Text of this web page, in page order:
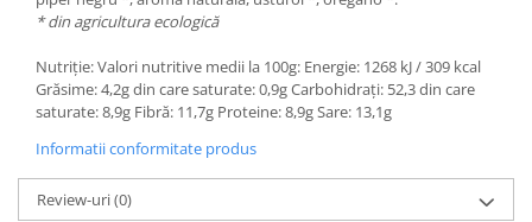
* din agricultura ecologică
Nutriție: Valori nutritive medii la 100g: Energie: 1268 kJ / 309 kcal
Grăsime: 4,2g din care saturate: 0,9g Carbohidrați: 52,3 din care
saturate: 8,9g Fibră: 11,7g Proteine: 8,9g Sare: 13,1g
Informatii conformitate produs
Review-uri(0)